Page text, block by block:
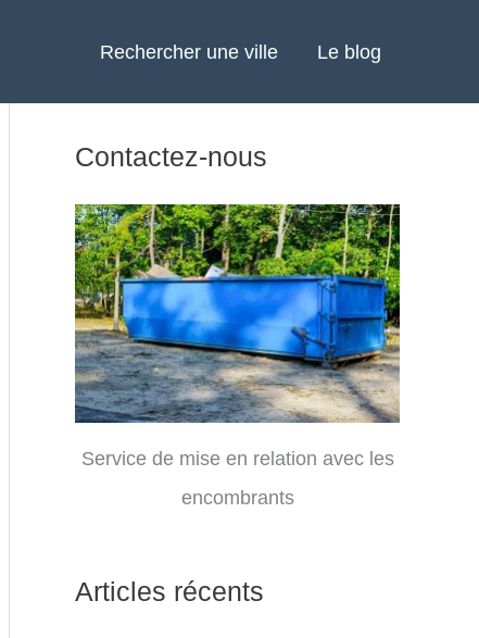
Rechercher une ville Le blog
Contactez-nous
Service de mise en relation avec les
encombrants
Articles récents